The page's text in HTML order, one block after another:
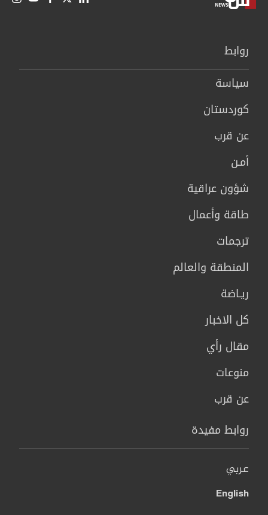
روابط
سیاسة
كوردستان
عن قرب
أمـن
شؤون عراقية
طاقة وأعمال
ترجمات
المنطقة والعالم
ريـاضة
كل الاخبار
مقال رأي
منوعات
عن قرب
روابط مفيدة
عربي
English